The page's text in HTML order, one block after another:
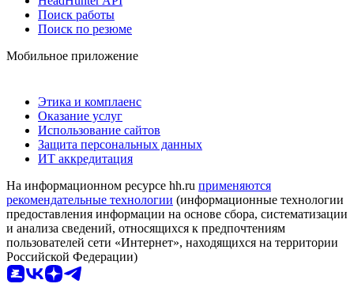
Поиск работы
Поиск по резюме
Мобильное приложение
Этика и комплаенс
Оказание услуг
Использование сайтов
Защита персональных данных
ИТ аккредитация
На информационном ресурсе hh.ru применяются
рекомендательные технологии (информационные технологии
предоставления информации на основе сбора, систематизации
и анализа сведений, относящихся к предпочтениям
пользователей сети «Интернет», находящихся на территории
Российской Федерации)